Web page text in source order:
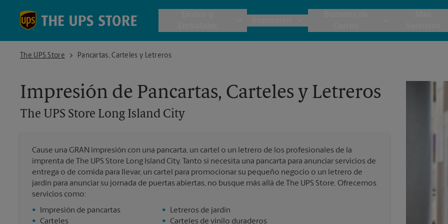
Cajas de Embalaje y Envío
Envío Internacional
Estime el Costo de Envío
Materiales de Marketing
Tarjetas Postales
Tarjetas Comerciales
Fotos
The UPS Store
The UPS Store Long Island CityPancartas, Carteles y Letreros
Impresión de Pancartas, Carteles y Letreros
The UPS Store Long Island City
Cause una GRAN impresión con una pancarta, un cartel o un letrero de los profesionales de la
imprenta de The UPS Store Long Island City. Tanto si necesita una pancarta para anunciar servicios de
entrega o de comida para llevar, un cartel para promocionar su pequeño negocio o un letrero de
jardín para anunciar su jornada de puertas abiertas, no busque más allá de The UPS Store. Ofrecemos
servicios como:
•
Impresión de pancartas
• Carteles
•
Letreros de jardín
• Carteles de vinilo duraderos